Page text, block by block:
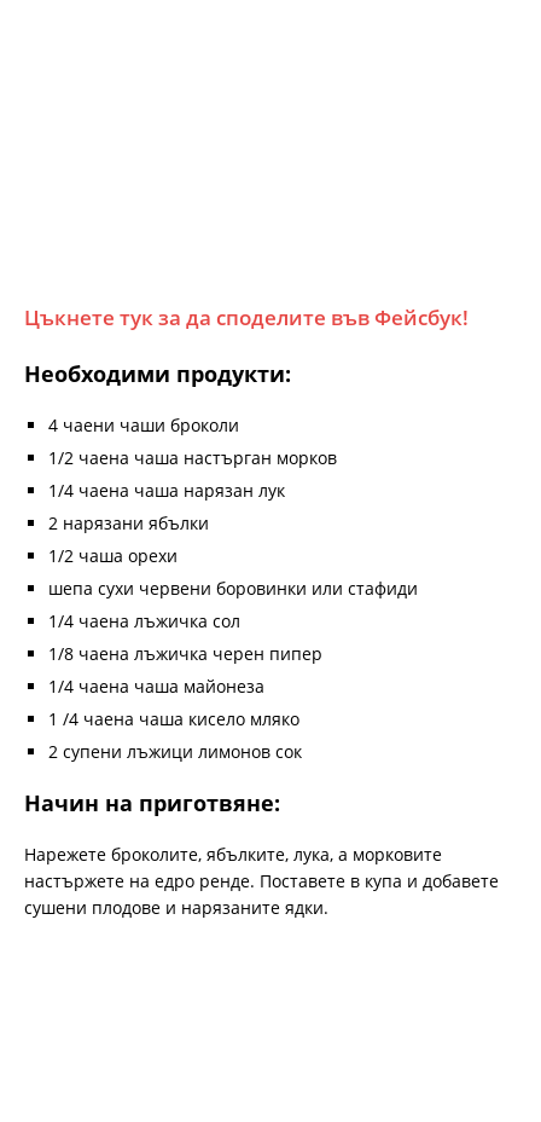
Цъкнете тук за да споделите във Фейсбук!
Необходими продукти:
4 чаени чаши броколи
1/2 чаена чаша настърган морков
1/4 чаена чаша нарязан лук
2 нарязани ябълки
1/2 чаша орехи
шепа сухи червени боровинки или стафиди
1/4 чаена лъжичка сол
1/8 чаена лъжичка черен пипер
1/4 чаена чаша майонеза
1 /4 чаена чаша кисело мляко
2 супени лъжици лимонов сок
Начин на приготвяне:
Нарежете броколите, ябълките, лука, а морковите
настържете на едро ренде. Поставете в купа и добавете
сушени плодове и нарязаните ядки.